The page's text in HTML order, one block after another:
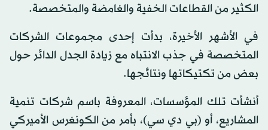
الكثير من القطاعات الخفية والغامضة والمتخصصة.
في الأشهر الأخيرة، بدأت إحدى مجموعات الشركات
المتخصصة في جذب الانتباه مع زيادة الجدل الدائر حول
بعض من تكتيكاتها ونتائجها.
أنشأت تلك المؤسسات، المعروفة باسم شركات تنمية
المشاريع، أو (بي دي سي)، بأمر من الكونغرس الأميركي